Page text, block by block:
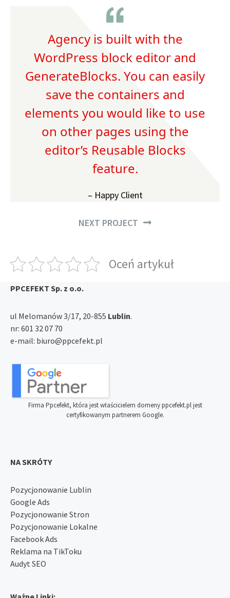
Agency is built with the
WordPress block editor and
GenerateBlocks. You can easily
save the containers and
elements you would like to use
on other pages using the
editor’s Reusable Blocks
feature.
– Happy Client
NEXT PROJECT
Oceń artykuł
PPCEFEKT Sp. z o.o.
ul Melomanów 3/17, 20-855 Lublin.
nr: 601 32 07 70
e-mail: biuro@ppcefekt.pl
Firma Ppcefekt, która jest właścicielem domeny ppcefekt.pl jest
certyfikowanym partnerem Google.
NA SKRÓTY
Pozycjonowanie Lublin
Google Ads
Pozycjonowanie Stron
Pozycjonowanie Lokalne
Facebook Ads
Reklama na TikToku
Audyt SEO